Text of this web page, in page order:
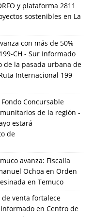
y plataforma 2811
sostenibles en La
con más de 50%
CH - Sur Informado
de la pasada urbana de
Internacional 199-
Concursable
de la región -
estará
de
avanza: Fiscalía
Ochoa en Orden
en Temuco
venta fortalece
en Centro de